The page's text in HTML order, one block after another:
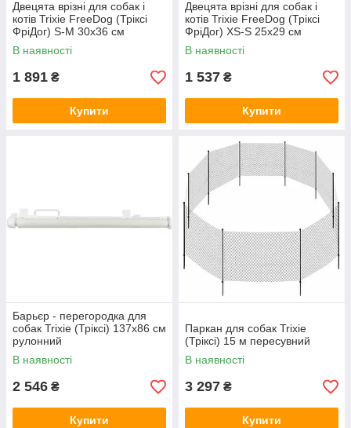
Двецята врізні для собак і
котів Trixie FreeDog (Тріксі
ФріДог) S-M 30x36 см
В наявності
1 891 ₴
Купити
Двецята врізні для собак і
котів Trixie FreeDog (Тріксі
ФріДог) XS-S 25x29 см
В наявності
1 537 ₴
Купити
Барьєр - перегородка для
собак Trixie (Тріксі) 137х86 см
рулонний
В наявності
2 546 ₴
Купити
Паркан для собак Trixie
(Тріксі) 15 м пересувний
В наявності
3 297 ₴
Купити